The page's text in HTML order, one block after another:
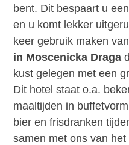
bent. Dit bespaart u
en u komt lekker
keer gebruik maken
in Moscenicka Draga
kust gelegen met een
Dit hotel staat o.a.
maaltijden in
bier en frisdranken
samen met ons van